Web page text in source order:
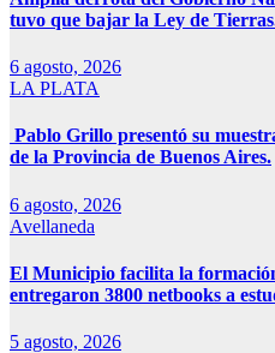
tuvo que bajar la Ley de
6 agosto, 2026
LA PLATA
Pablo Grillo presentó su
de la Provincia de Buenos Aires.
6 agosto, 2026
Avellaneda
El Municipio facilita la
entregaron 3800 netbooks a
5 agosto, 2026